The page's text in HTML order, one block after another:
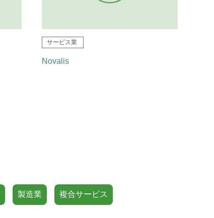
サービス業
Novalis
製造業 複合サービス